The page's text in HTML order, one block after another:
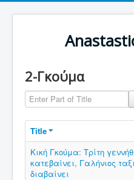
2-Γκούμα
Enter Part of Title
Title
Κική Γκούμα: Τρίτη
κατεβαίνει, Γαλήνιος
διαβαίνει